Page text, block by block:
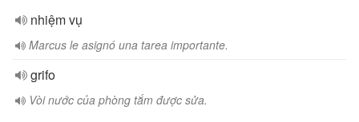
nhiệm vụ
Marcus le asignó una tarea importante.
grifo
Vòi nước của phòng tắm được sửa.